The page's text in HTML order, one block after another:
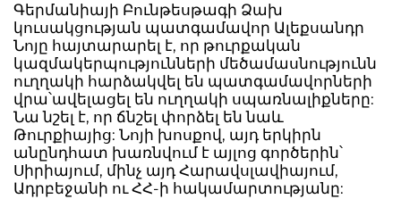
Գերմանիայի Բունթեսթագի Ձախ
կուսակցության պատգամավոր Ալեքսանդր
Նոյը հայտարարել է, որ թուրքական
կազմակերպությունների մեծամասնությունն
ուղղակի հարձակվել են պատգամավորների
վրա՝ավելացել են ուղղակի սպառնալիքները:
Նա նշել է, որ ճնշել փորձել են նաև
Թուրքիայից: Նոյի խոսքով, այդ երկիրն
անընդհատ խառնվում է այլոց գործերին՝
Սիրիայում, մինչ այդ Հարավսլավիայում,
Ադրբեջանի ու ՀՀ-ի հակամարտությանը: